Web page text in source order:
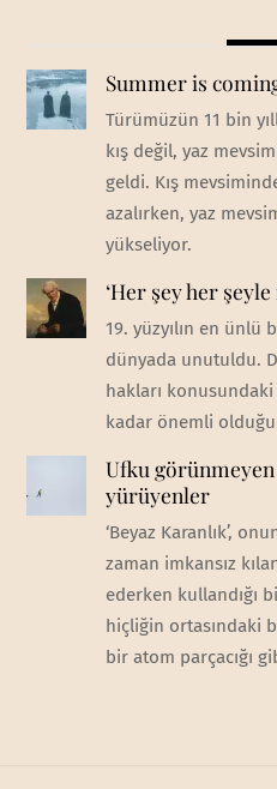
Summer is
Türümüzün 11 bin
kış değil, yaz
geldi. Kış
azalırken, yaz
yükseliyor.
‘Her şey her
19. yüzyılın en ünlü
dünyada unutuldu.
hakları
kadar önemli
Ufku
yürüyenler
‘Beyaz Karanlık’,
zaman imkansız
ederken kullandığı
hiçliğin ortasındaki
bir atom parçacığı